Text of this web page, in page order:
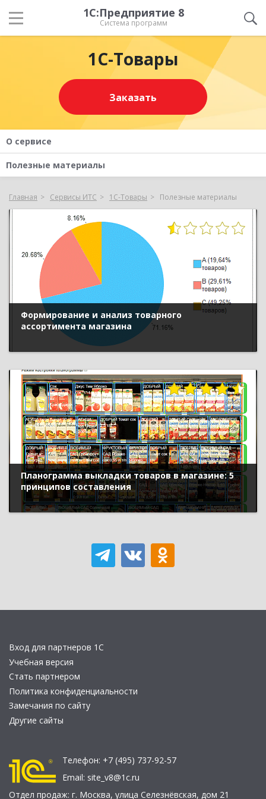
1С:Предприятие 8
Система программ
1С-Товары
Заказать
О сервисе
Полезные материалы
Главная Сервисы ИТС 1С-Товары Полезные материалы
Формирование и анализ товарного
ассортимента магазина
Планограмма выкладки товаров в магазине: 5
принципов составления
Вход для партнеров 1С
Учебная версия
Стать партнером
Политика конфиденциальности
Замечания по сайту
Другие сайты
Телефон: +7 (495) 737-92-57
Email: site_v8@1c.ru
Отдел продаж: г. Москва, улица Селезнёвская, дом 21